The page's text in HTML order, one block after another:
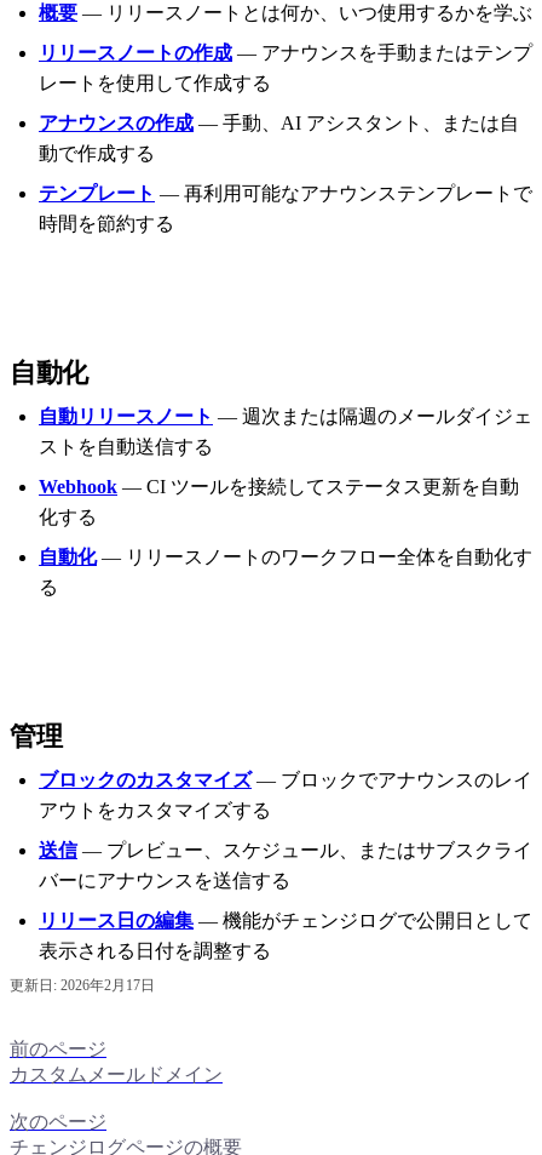
概要 — リリースノートとは何か、いつ使用するかを学ぶ
リリースノートの作成 — アナウンスを手動またはテンプ
レートを使用して作成する
アナウンスの作成 — 手動、AI アシスタント、または自
動で作成する
テンプレート — 再利用可能なアナウンステンプレートで
時間を節約する
自動化
自動リリースノート — 週次または隔週のメールダイジェ
ストを自動送信する
Webhook — CI ツールを接続してステータス更新を自動
化する
自動化— リリースノートのワークフロー全体を自動化す
る
管理
ブロックのカスタマイズ— ブロックでアナウンスのレイ
アウトをカスタマイズする
送信— プレビュー、スケジュール、またはサブスクライ
バーにアナウンスを送信する
リリース日の編集 — 機能がチェンジログで公開日として
表示される日付を調整する
更新日: 2026年2月17日
前のページ
カスタムメールドメイン
次のページ
チェンジログページの概要